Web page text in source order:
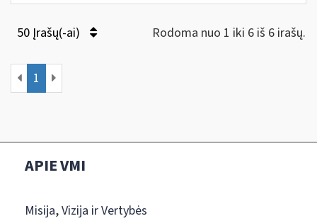
50 Įrašų(-ai) Rodoma nuo 1 iki 6 iš 6 irašų.
1
APIE VMI
Misija, Vizija ir Vertybės